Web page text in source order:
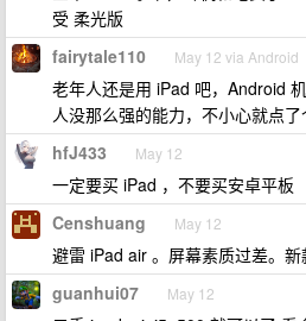
受 柔光版
fairytale110 May 12 via Android
老年人还是用 iPad 吧，Android
人没那么强的能力，不小心就点
hfJ433 May 12
一定要买 iPad ，不要买安卓平板
Censhuang May 12
避雷 iPad air 。屏幕素质过差。
guanhui07 May 12